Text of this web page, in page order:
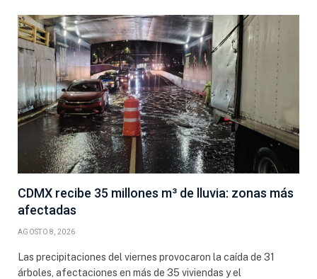
CDMX recibe 35 millones m³ de lluvia: zonas más
afectadas
AGOSTO 8, 2026
Las precipitaciones del viernes provocaron la caída de 31
árboles, afectaciones en más de 35 viviendas y el